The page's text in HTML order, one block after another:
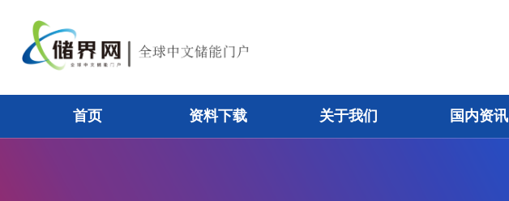
首页 资料下载 关于我们 国内资讯